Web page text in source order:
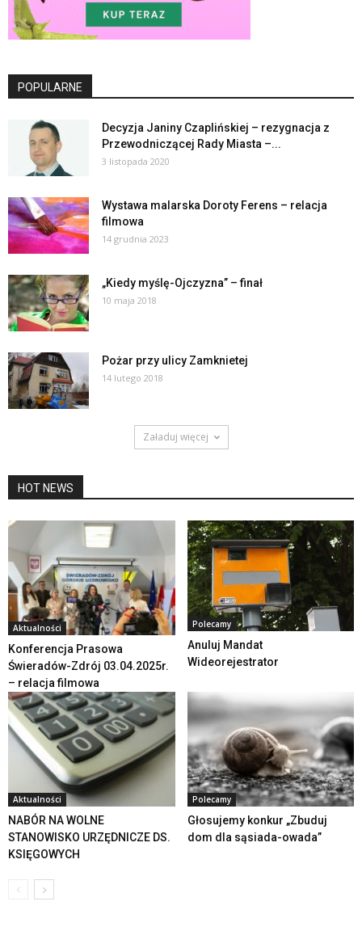
POPULARNE
Decyzja Janiny Czaplińskiej – rezygnacja z
Przewodniczącej Rady Miasta –...
3 listopada 2020
Wystawa malarska Doroty Ferens – relacja
filmowa
14 grudnia 2023
„Kiedy myślę-Ojczyzna” – finał
10 maja 2018
Pożar przy ulicy Zamknietej
14 lutego 2018
Załaduj więcej
HOT NEWS
Aktualności
Konferencja Prasowa
Świeradów-Zdrój 03.04.2025r.
– relacja filmowa
Polecamy
Anuluj Mandat
Wideorejestrator
Aktualności
NABÓR NA WOLNE
STANOWISKO URZĘDNICZE DS.
KSIĘGOWYCH
Polecamy
Głosujemy konkur „Zbuduj
dom dla sąsiada-owada”